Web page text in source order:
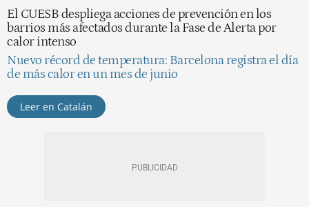
El CUESB despliega acciones de prevención en los
barrios más afectados durante la Fase de Alerta por
calor intenso
Nuevo récord de temperatura: Barcelona registra el día
de más calor en un mes de junio
Leer en Catalán